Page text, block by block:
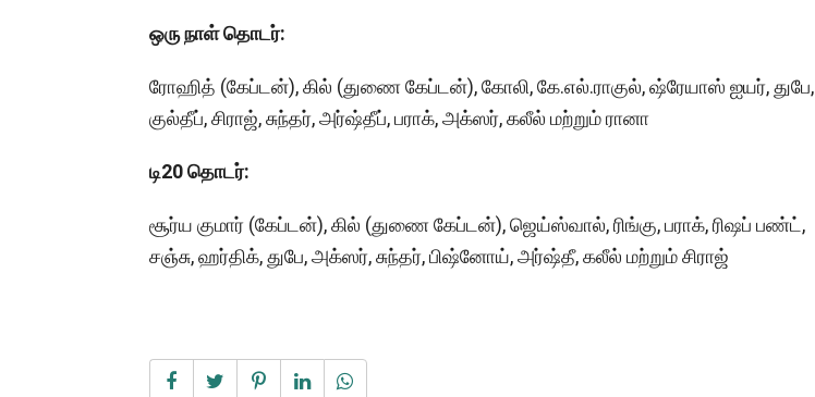
ஒரு நாள் தொடர்:
ரோஹித் (கேப்டன்), கில் (துணை கேப்டன்), கோலி, கே.எல்.ராகுல், ஷ்ரேயாஸ் ஐயர், துபே,
குல்தீப், சிராஜ், சுந்தர், அர்ஷ்தீப், பராக், அக்ஸர், கலீல் மற்றும் ரானா
டி20 தொடர்:
சூர்ய குமார் (கேப்டன்), கில் (துணை கேப்டன்), ஜெய்ஸ்வால், ரிங்கு, பராக், ரிஷப் பண்ட்,
சஞ்சு, ஹர்திக், துபே, அக்ஸர், சுந்தர், பிஷ்னோய், அர்ஷ்தீ, கலீல் மற்றும் சிராஜ்